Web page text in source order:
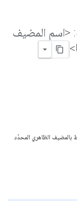
<اسم المضيف
بالمضيف الظاهري المحدّد